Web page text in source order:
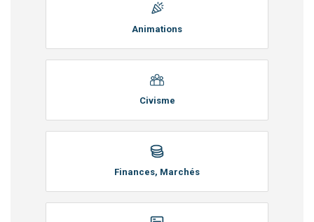
Animations
Civisme
Finances, Marchés